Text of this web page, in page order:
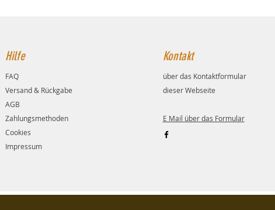
Hilfe
FAQ
Versand & Rückgabe
AGB
Zahlungsmethoden
Cookies
Impressum
Kontakt
über das Kontaktformular
dieser Webseite
E Mail über das Formular